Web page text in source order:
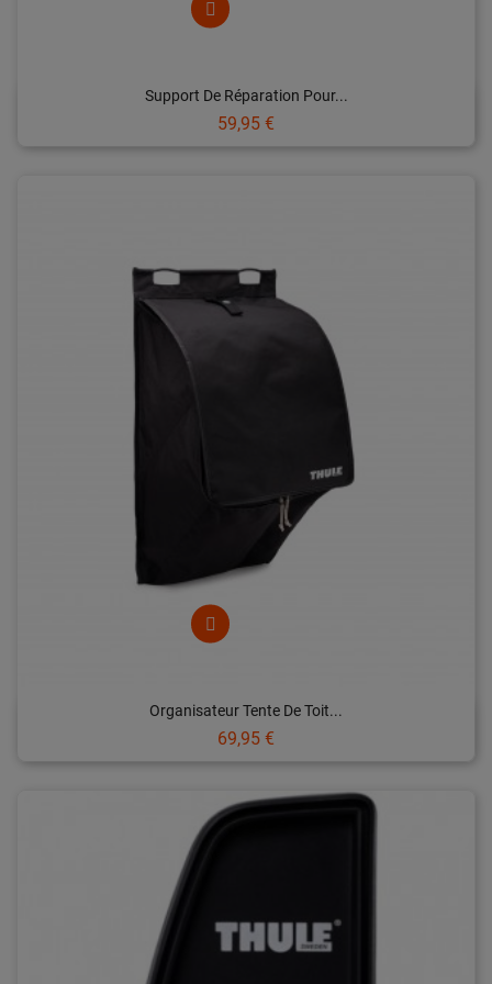
Support De Réparation Pour...
Prix
59,95 €
Organisateur Tente De Toit...
Prix
69,95 €